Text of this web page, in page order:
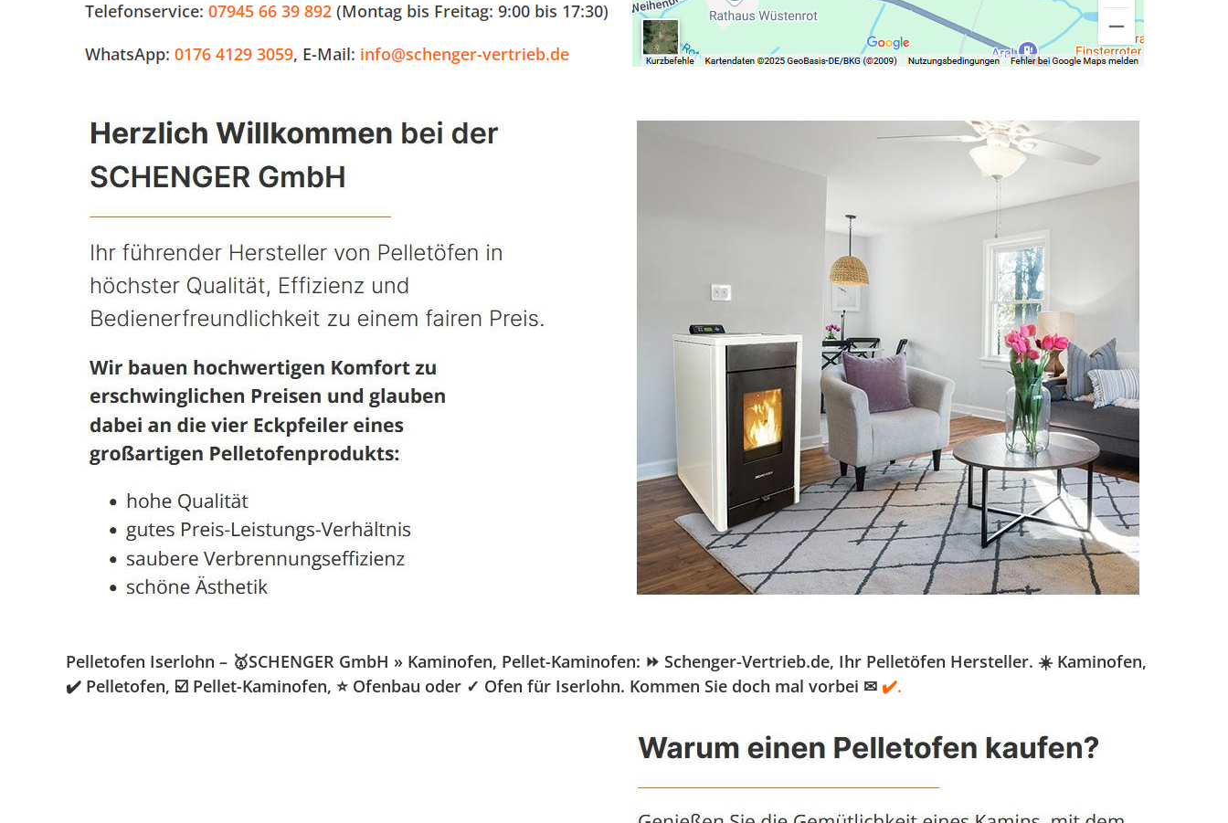
Pelletofen Iserlohn – 🥇SCHENGER GmbH » Kaminofen, Pellet-Kaminofen: ⏩ Schenger-Vertrieb.de, Ihr Pelletöfen Hersteller. ☀️ Kaminofen,
✔️ Pelletofen, ☑️ Pellet-Kaminofen, ⭐ Ofenbau oder ✓ Ofen für Iserlohn. Kommen Sie doch mal vorbei ✉ ✔️.